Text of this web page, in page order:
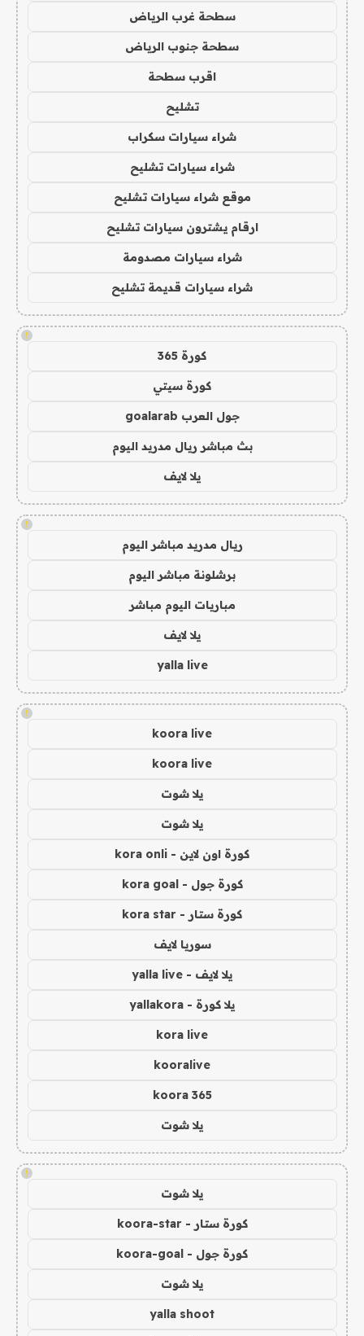
سطحة غرب الرياض
سطحة جنوب الرياض
اقرب سطحة
تشليح
شراء سيارات سكراب
شراء سيارات تشليح
موقع شراء سيارات تشليح
ارقام يشترون سيارات تشليح
شراء سيارات مصدومة
شراء سيارات قديمة تشليح
!
كورة 365
كورة سيتي
جول العرب goalarab
بث مباشر ريال مدريد اليوم
يلا لايف
!
ريال مدريد مباشر اليوم
برشلونة مباشر اليوم
مباريات اليوم مباشر
يلا لايف
yalla live
!
koora live
koora live
يلا شوت
يلا شوت
كورة اون لاين - kora onli
كورة جول - kora goal
كورة ستار - kora star
سوريا لايف
يلا لايف - yalla live
يلا كورة - yallakora
kora live
kooralive
koora 365
يلا شوت
!
يلا شوت
كورة ستار - koora-star
كورة جول - koora-goal
يلا شوت
yalla shoot